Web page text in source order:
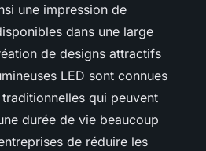
une impression de
dans une large
de designs attractifs
LED sont connues
qui peuvent
durée de vie beaucoup
de réduire les